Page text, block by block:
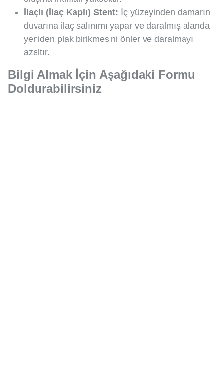
İlaçlı (İlaç Kaplı) Stent: İç yüzeyinden damarın
duvarına ilaç salınımı yapar ve daralmış alanda
yeniden plak birikmesini önler ve daralmayı
azaltır.
Bilgi Almak İçin Aşağıdaki Formu
Doldurabilirsiniz